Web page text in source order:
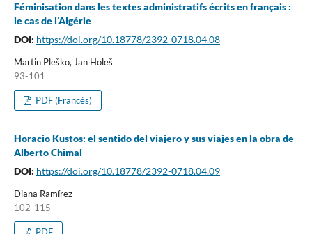
Féminisation dans les textes administratifs écrits en français :
le cas de l’Algérie
DOI: https://doi.org/10.18778/2392-0718.04.08
Martin Pleško, Jan Holeš
93-101
PDF (Francés)
Horacio Kustos: el sentido del viajero y sus viajes en la obra de
Alberto Chimal
DOI: https://doi.org/10.18778/2392-0718.04.09
Diana Ramírez
102-115
PDF